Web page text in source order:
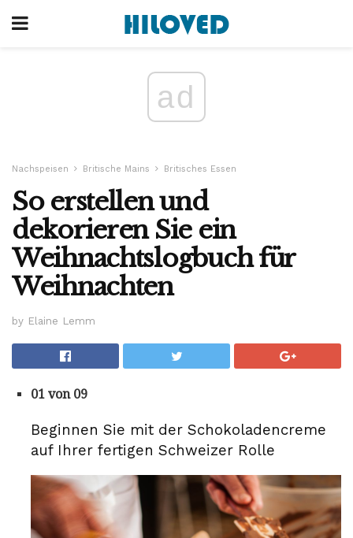
ad
Nachspeisen Britische Mains Britisches Essen
So erstellen und
dekorieren Sie ein
Weihnachtslogbuch für
Weihnachten
by Elaine Lemm
01 von 09
Beginnen Sie mit der Schokoladencreme
auf Ihrer fertigen Schweizer Rolle